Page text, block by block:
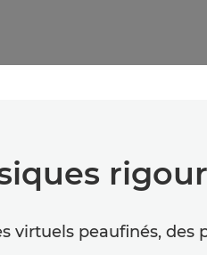
virtuels peaufinés,